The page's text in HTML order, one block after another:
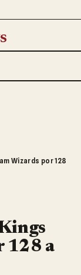
Wizards por 128
128 a